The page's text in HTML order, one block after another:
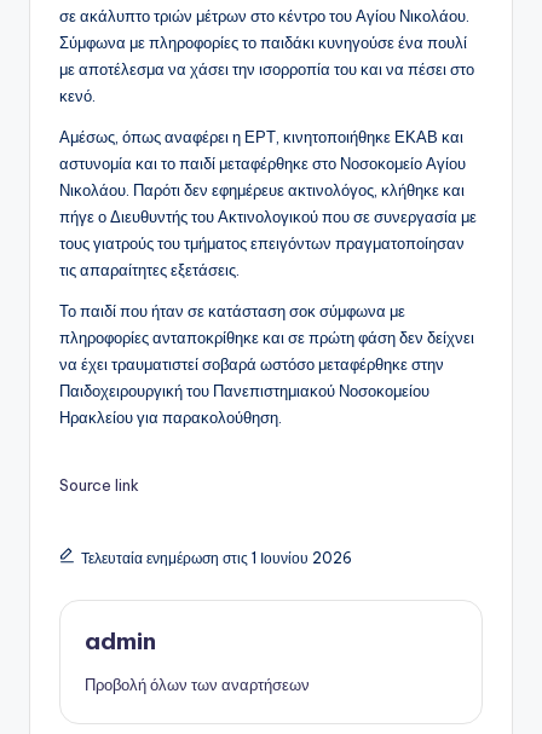
σε ακάλυπτο τριών μέτρων στο κέντρο του Αγίου Νικολάου.
Σύμφωνα με πληροφορίες το παιδάκι κυνηγούσε ένα πουλί
με αποτέλεσμα να χάσει την ισορροπία του και να πέσει στο
κενό.
Αμέσως, όπως αναφέρει η ΕΡΤ, κινητοποιήθηκε ΕΚΑΒ και
αστυνομία και το παιδί μεταφέρθηκε στο Νοσοκομείο Αγίου
Νικολάου. Παρότι δεν εφημέρευε ακτινολόγος, κλήθηκε και
πήγε ο Διευθυντής του Ακτινολογικού που σε συνεργασία με
τους γιατρούς του τμήματος επειγόντων πραγματοποίησαν
τις απαραίτητες εξετάσεις.
Το παιδί που ήταν σε κατάσταση σοκ σύμφωνα με
πληροφορίες ανταποκρίθηκε και σε πρώτη φάση δεν δείχνει
να έχει τραυματιστεί σοβαρά ωστόσο μεταφέρθηκε στην
Παιδοχειρουργική του Πανεπιστημιακού Νοσοκομείου
Ηρακλείου για παρακολούθηση.
Source link
Τελευταία ενημέρωση στις 1 Ιουνίου 2026
admin
Προβολή όλων των αναρτήσεων